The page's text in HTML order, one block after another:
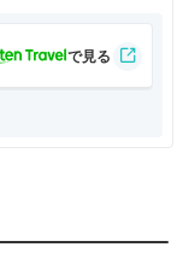
平洋を見ながら風呂
(80分)ドリンク付き
比べの試飲など楽し